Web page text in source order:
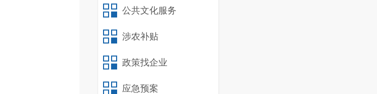
公共文化服务
涉农补贴
政策找企业
应急预案